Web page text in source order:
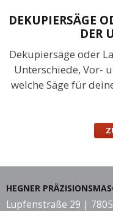
DEKUPIERSÄGE
DER
Dekupiersäge oder
Unterschiede, Vor-
welche Säge für
HEGNER
Lupfenstraße 29 |